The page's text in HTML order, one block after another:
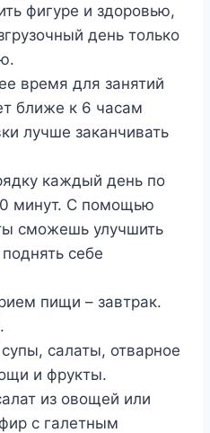
фигуре и здоровью,
день только
время для занятий
ближе к 6 часам
лучше заканчивать
каждый день по
минут. С помощью
сможешь улучшить
себе
пищи – завтрак.
салаты, отварное
и фрукты.
из овощей или
с галетным